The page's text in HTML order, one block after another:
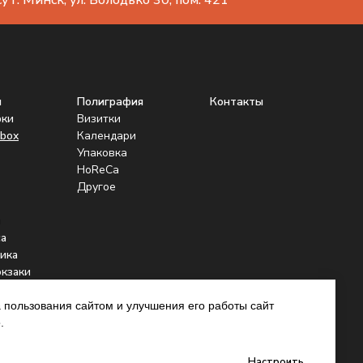
Контакты
Полиграфия
Визитки
Календари
Упаковка
HoReCa
Другое
сайтом и улучшения его работы сайт